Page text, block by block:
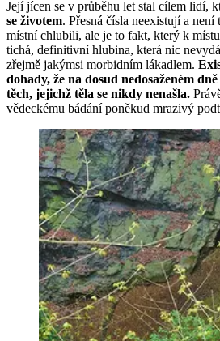
Její jícen se v průběhu let stal cílem lidí,
se životem. Přesná čísla neexistují a
místní chlubili, ale je to fakt, který k
tichá, definitivní hlubina, která nic
zřejmě jakýmsi morbidním lákadlem.
dohady, že na dosud nedosaženém
těch, jejichž těla se nikdy nenašla.
vědeckému bádání poněkud mrazivý